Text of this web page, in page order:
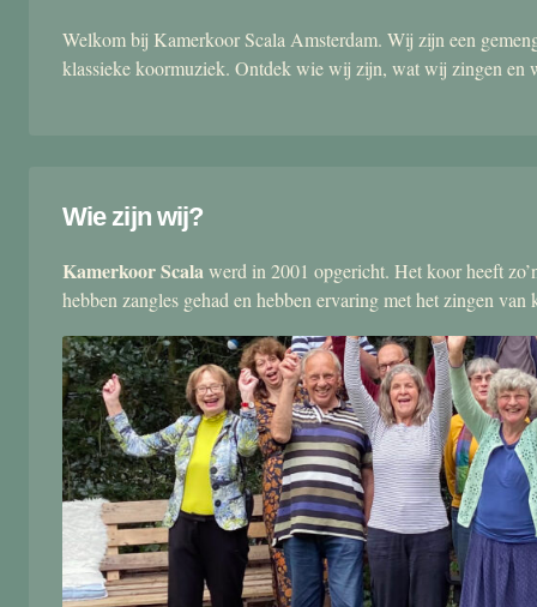
Welkom bij Kamerkoor Scala Amsterdam. Wij zijn een
klassieke koormuziek. Ontdek wie wij zijn, wat wij zingen en
Wie zijn wij?
Kamerkoor Scalawerd in 2001 opgericht. Het koor heeft
hebben zangles gehad en hebben ervaring met het zingen van